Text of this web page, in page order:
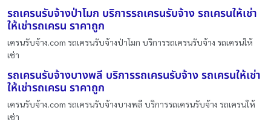
รถเครนรับจ้างป่าโมก บริการรถเครนรับจ้าง รถเครนให้เช่า
ให้เช่ารถเครน ราคาถูก
เครนรับจ้าง.com รถเครนรับจ้างป่าโมก บริการรถเครนรับจ้าง รถเครนให้
เช่า
รถเครนรับจ้างบางพลี บริการรถเครนรับจ้าง รถเครนให้เช่า
ให้เช่ารถเครน ราคาถูก
เครนรับจ้าง.com รถเครนรับจ้างบางพลี บริการรถเครนรับจ้าง รถเครนให้
เช่า